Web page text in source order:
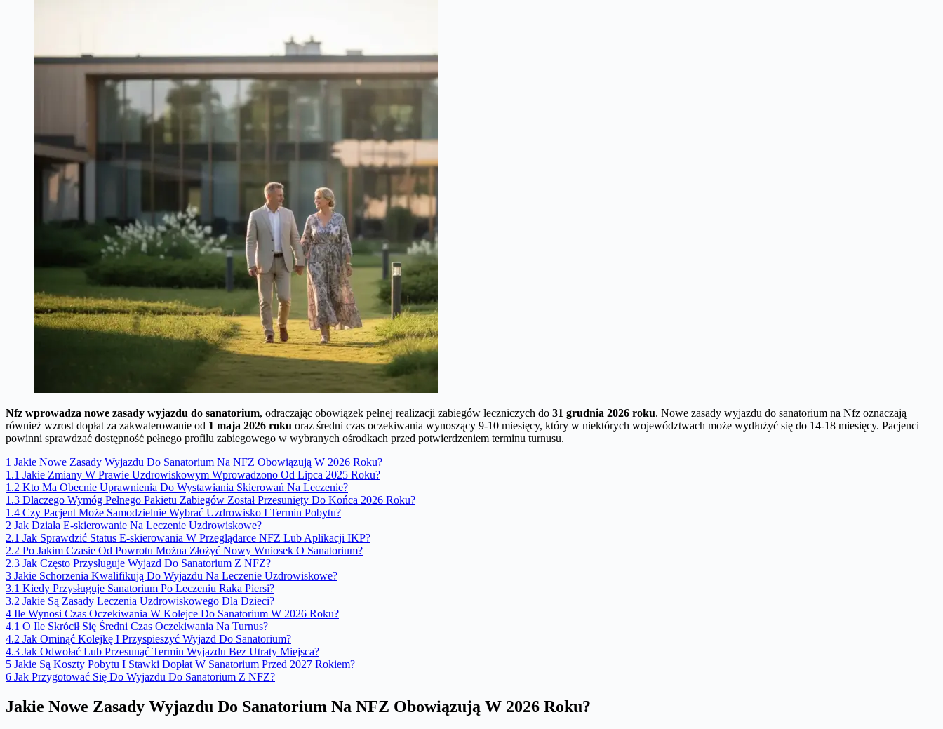
Nfz wprowadza nowe zasady wyjazdu do sanatorium, odraczając obowiązek pełnej realizacji zabiegów leczniczych do 31 grudnia 2026 roku. Nowe zasady wyjazdu do sanatorium na Nfz oznaczają
również wzrost dopłat za zakwaterowanie od 1 maja 2026 roku oraz średni czas oczekiwania wynoszący 9-10 miesięcy, który w niektórych województwach może wydłużyć się do 14-18 miesięcy. Pacjenci
powinni sprawdzać dostępność pełnego profilu zabiegowego w wybranych ośrodkach przed potwierdzeniem terminu turnusu.
1 Jakie Nowe Zasady Wyjazdu Do Sanatorium Na NFZ Obowiązują W 2026 Roku?
1.1 Jakie Zmiany W Prawie Uzdrowiskowym Wprowadzono Od Lipca 2025 Roku?
1.2 Kto Ma Obecnie Uprawnienia Do Wystawiania Skierowań Na Leczenie?
1.3 Dlaczego Wymóg Pełnego Pakietu Zabiegów Został Przesunięty Do Końca 2026 Roku?
1.4 Czy Pacjent Może Samodzielnie Wybrać Uzdrowisko I Termin Pobytu?
2 Jak Działa E-skierowanie Na Leczenie Uzdrowiskowe?
2.1 Jak Sprawdzić Status E-skierowania W Przeglądarce NFZ Lub Aplikacji IKP?
2.2 Po Jakim Czasie Od Powrotu Można Złożyć Nowy Wniosek O Sanatorium?
2.3 Jak Często Przysługuje Wyjazd Do Sanatorium Z NFZ?
3 Jakie Schorzenia Kwalifikują Do Wyjazdu Na Leczenie Uzdrowiskowe?
3.1 Kiedy Przysługuje Sanatorium Po Leczeniu Raka Piersi?
3.2 Jakie Są Zasady Leczenia Uzdrowiskowego Dla Dzieci?
4 Ile Wynosi Czas Oczekiwania W Kolejce Do Sanatorium W 2026 Roku?
4.1 O Ile Skrócił Się Średni Czas Oczekiwania Na Turnus?
4.2 Jak Ominąć Kolejkę I Przyspieszyć Wyjazd Do Sanatorium?
4.3 Jak Odwołać Lub Przesunąć Termin Wyjazdu Bez Utraty Miejsca?
5 Jakie Są Koszty Pobytu I Stawki Dopłat W Sanatorium Przed 2027 Rokiem?
6 Jak Przygotować Się Do Wyjazdu Do Sanatorium Z NFZ?
Jakie Nowe Zasady Wyjazdu Do Sanatorium Na NFZ Obowiązują W 2026 Roku?